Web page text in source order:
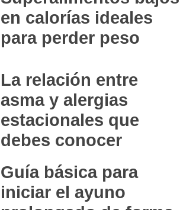
en calorías ideales
para perder peso
La relación entre
asma y alergias
estacionales que
debes conocer
Guía básica para
iniciar el ayuno